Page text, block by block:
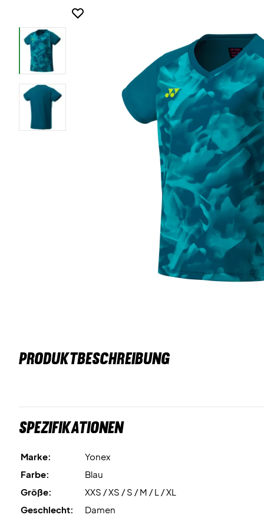
PRODUKTBESCHREIBUNG
Spezifikationen
Marke:
Yonex
Farbe:
Blau
Größe:
XXS / XS / S / M / L / XL
Geschlecht:
Damen